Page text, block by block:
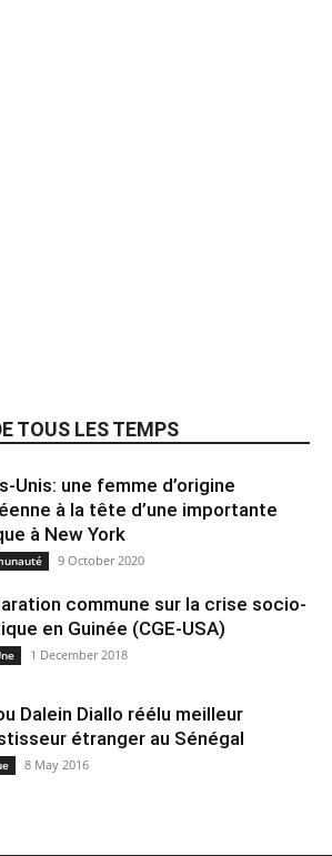
TOUS LES TEMPS
Unis: une femme d’origine
à la tête d’une importante
à New York
9 October 2020
commune sur la crise socio-
en Guinée (CGE-USA)
1 December 2018
Dalein Diallo réélu meilleur
étranger au Sénégal
8 May 2016